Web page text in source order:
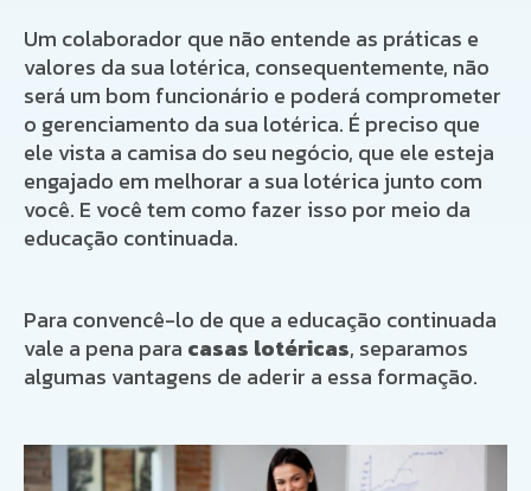
Um colaborador que não entende as práticas e
valores da sua lotérica, consequentemente, não
será um bom funcionário e poderá comprometer
o gerenciamento da sua lotérica. É preciso que
ele vista a camisa do seu negócio, que ele esteja
engajado em melhorar a sua lotérica junto com
você. E você tem como fazer isso por meio da
educação continuada.
Para convencê-lo de que a educação continuada
vale a pena para casas lotéricas, separamos
algumas vantagens de aderir a essa formação.